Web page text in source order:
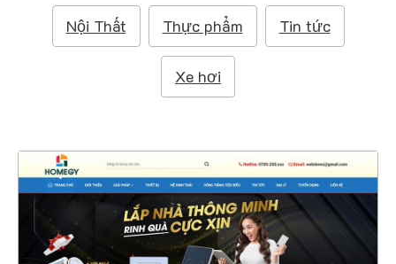
Nội Thất Thực phẩm Tin tức
Xe hơi